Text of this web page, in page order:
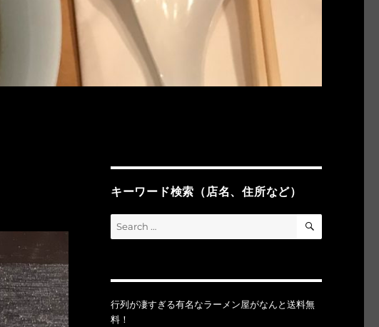
キーワード検索（店名、住所など）
Search
for:
SEARCH
行列が凄すぎる有名なラーメン屋がなんと送料無
料！